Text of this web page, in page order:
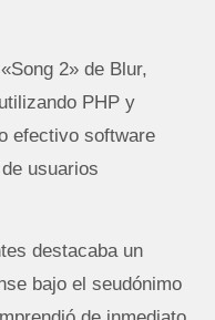
2» de Blur,
PHP y
efectivo software
usuarios
destacaba un
bajo el seudónimo